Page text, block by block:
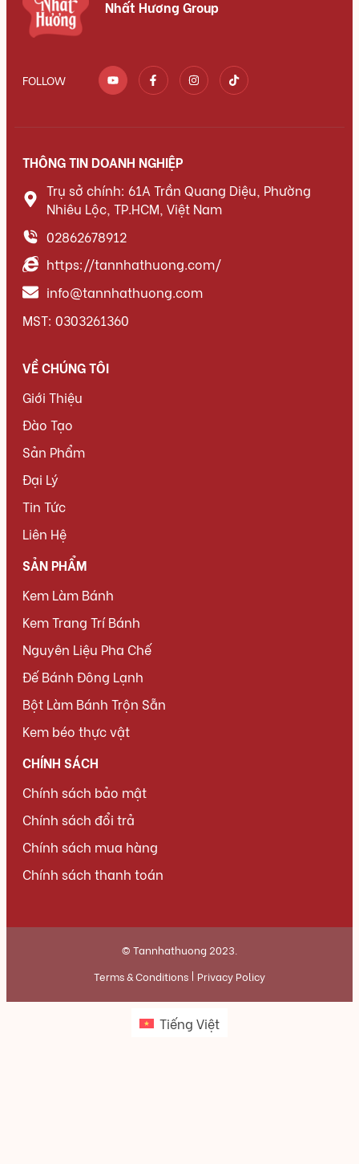
Nhất Hương Group
FOLLOW
THÔNG TIN DOANH NGHIỆP
Trụ sở chính: 61A Trần Quang Diệu, Phường
Nhiêu Lộc, TP.HCM, Việt Nam
02862678912
https://tannhathuong.com/
info@tannhathuong.com
MST: 0303261360
VỀ CHÚNG TÔI
Giới Thiệu
Đào Tạo
Sản Phẩm
Đại Lý
Tin Tức
Liên Hệ
SẢN PHẨM
Kem Làm Bánh
Kem Trang Trí Bánh
Nguyên Liệu Pha Chế
Đế Bánh Đông Lạnh
Bột Làm Bánh Trộn Sẵn
Kem béo thực vật
CHÍNH SÁCH
Chính sách bảo mật
Chính sách đổi trả
Chính sách mua hàng
Chính sách thanh toán
© Tannhathuong 2023.
Terms & Conditions
Privacy Policy
Tiếng Việt